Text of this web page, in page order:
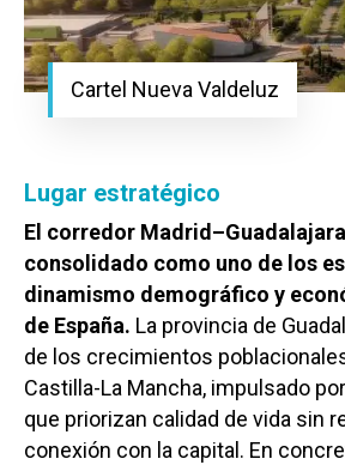
Cartel Nueva Valdeluz
Lugar estratégico
El corredor
consolidado como uno de los
dinamismo demográfico y
de España. La provincia de
de los crecimientos
Castilla-La Mancha, impulsado
que priorizan calidad de vida sin
conexión con la capital. En